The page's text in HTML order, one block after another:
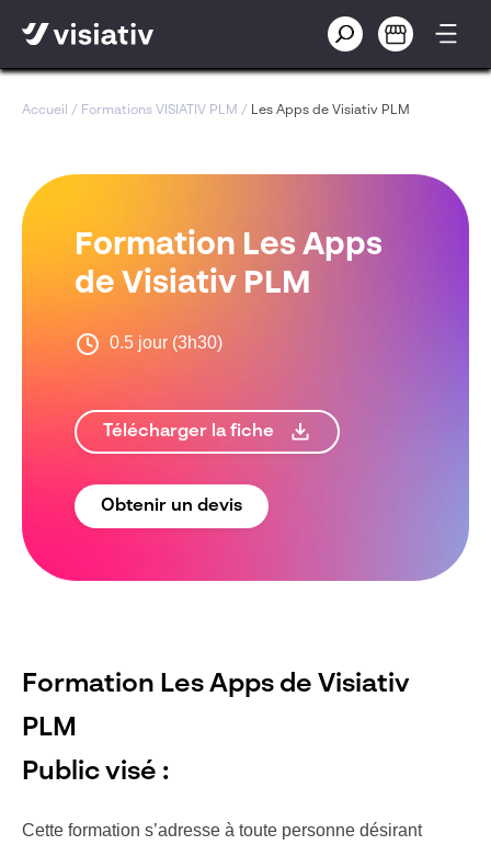
Accueil / Formations VISIATIV PLM / Les Apps de Visiativ PLM
Formation Les Apps
de Visiativ PLM
0.5 jour (3h30)
Télécharger la fiche
Obtenir un devis
Formation Les Apps de Visiativ
PLM
Public visé :
Cette formation s’adresse à toute personne désirant